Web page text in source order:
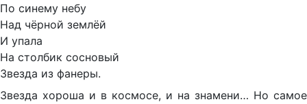
По синему небу
Над чёрной землёй
И упала
На столбик сосновый
Звезда из фанеры.
Звезда хороша и в космосе, и на знамени… Но самое